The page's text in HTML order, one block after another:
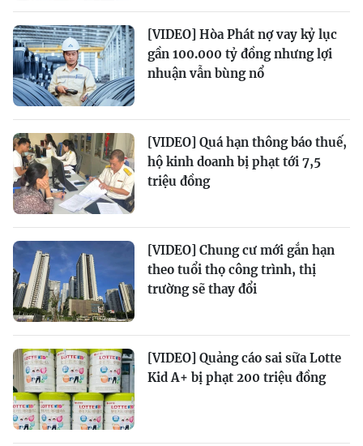
[VIDEO] Hòa Phát nợ vay kỷ lục
gần 100.000 tỷ đồng nhưng lợi
nhuận vẫn bùng nổ
[VIDEO] Quá hạn thông báo thuế,
hộ kinh doanh bị phạt tới 7,5
triệu đồng
[VIDEO] Chung cư mới gắn hạn
theo tuổi thọ công trình, thị
trường sẽ thay đổi
[VIDEO] Quảng cáo sai sữa Lotte
Kid A+ bị phạt 200 triệu đồng